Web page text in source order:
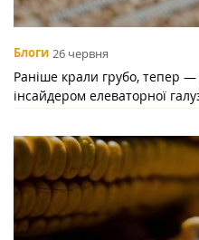
Блоги 26 червня
Раніше крали грубо, тепер
інсайдером елеваторної